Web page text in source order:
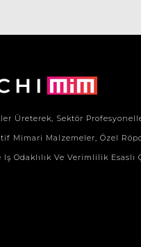
Üreterek, Sektör
Mimari Malzemeler, Özel
Ve Verimlilik Esaslı